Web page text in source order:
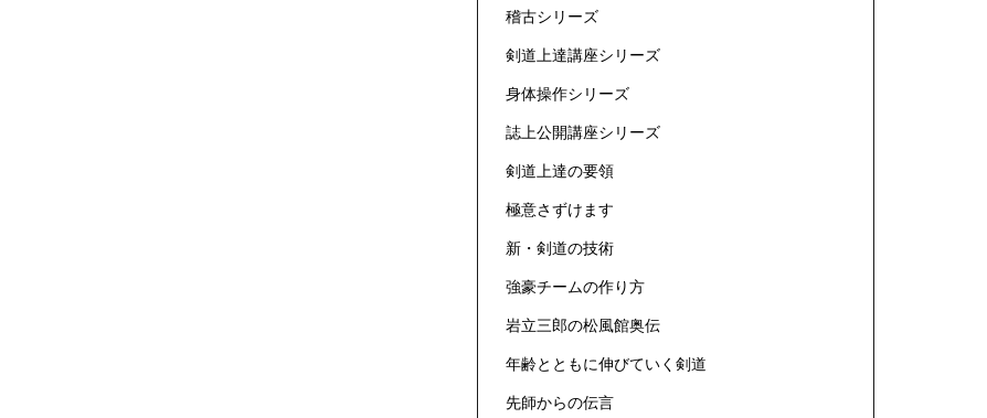
稽古シリーズ
剣道上達講座シリーズ
身体操作シリーズ
誌上公開講座シリーズ
剣道上達の要領
極意さずけます
新・剣道の技術
強豪チームの作り方
岩立三郎の松風館奥伝
年齢とともに伸びていく剣道
先師からの伝言